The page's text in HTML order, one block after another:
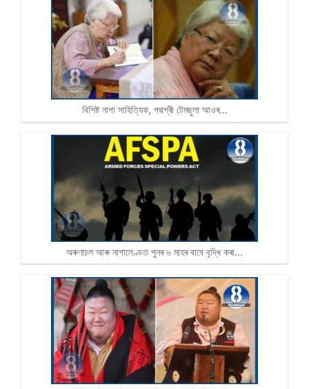
বিশিষ্ট নাগা সাহিত্যিক, পদ্মশ্ৰী টেমছুলা আওৰ…
অৰুণাচল আৰু নাগালেণ্ডত পুনৰ ৬ মাহৰ বাবে বৃদ্ধি কৰা…